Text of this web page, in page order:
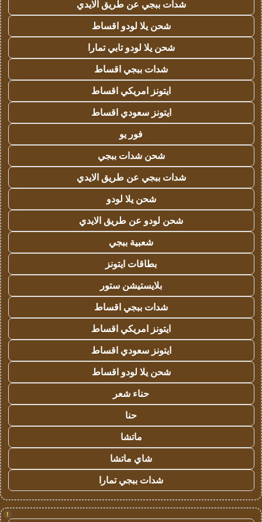
شدات ببجي عن طريق الايدي
شحن يلا لودو اقساط
شحن يلا لودو تابي تمارا
شدات ببجي اقساط
ايتونز امريكي اقساط
ايتونز سعودي اقساط
فور يو
شحن شدات ببجي
شدات ببجي عن طريق الايدي
شحن يلا لودو
شحن لودو عن طريق الايدي
شعبية ببجي
بطاقات ايتونز
بلايستيشن ستور
شدات ببجي اقساط
ايتونز امريكي اقساط
ايتونز سعودي اقساط
شحن يلا لودو اقساط
حناء شعر
حنا
ماتشا
شاي ماتشا
شدات ببجي تمارا
!